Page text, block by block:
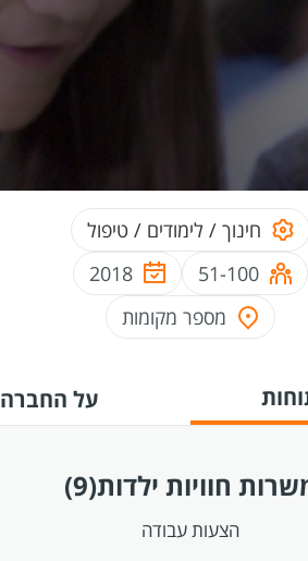
חינוך / לימודים / טיפול
51-100
2018
מספר מקומות
על החברה
חוויות ילדות(9)
הצעות עבודה